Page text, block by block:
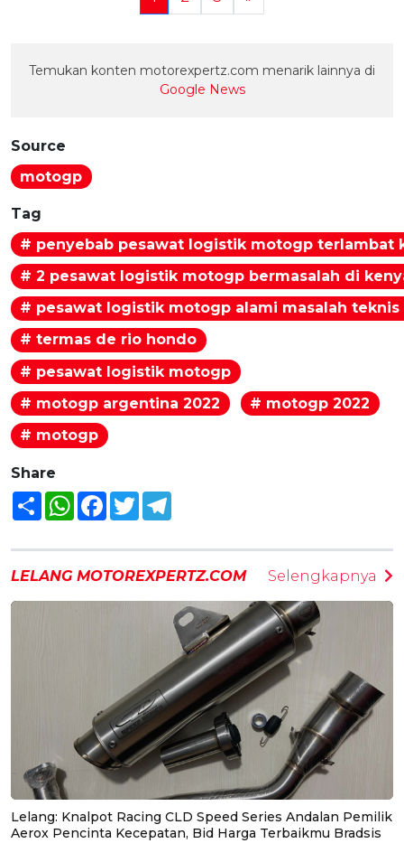
Temukan konten motorexpertz.com menarik lainnya di
Google News
Source
motogp
Tag
# penyebab pesawat logistik motogp terlambat
# 2 pesawat logistik motogp bermasalah di
# pesawat logistik motogp alami masalah teknis
# termas de rio hondo
# pesawat logistik motogp
# motogp argentina 2022
# motogp 2022
# motogp
Share
Share WhatsAppFacebook
Twitter
LELANG MOTOREXPERTZ.COM Selengkapnya
Lelang: Knalpot Racing CLD Speed Series Andalan Pemilik
Aerox Pencinta Kecepatan, Bid Harga Terbaikmu Bradsis